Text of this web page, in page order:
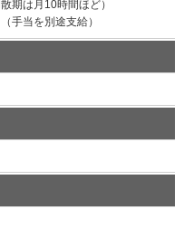
期は月10時間ほど）
手当を別途支給）